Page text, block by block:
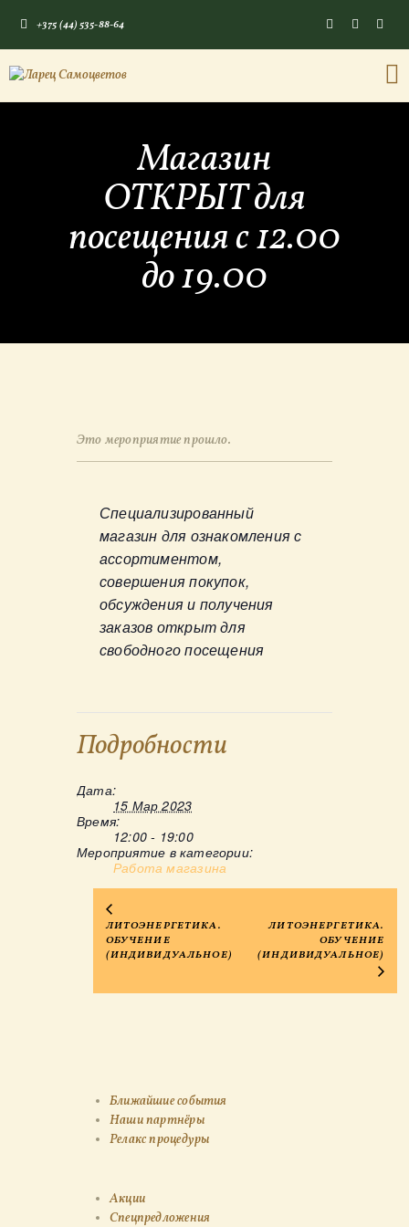
+375 (44) 535-88-64
Магазин
ОТКРЫТ для
посещения c 12.00
до 19.00
КАМНИ СО СМЫСЛОМ
ЭНЕРГИЯ ФОРМ
МАГАЗИН
Это мероприятие прошло.
Специализированный
магазин для ознакомления с
ассортиментом,
совершения покупок,
обсуждения и получения
заказов открыт для
свободного посещения
Подробности
Дата:
15 Мар 2023
Время:
12:00 - 19:00
Мероприятие в категории:
Работа магазина
ЛИТОЭНЕРГЕТИКА.
ОБУЧЕНИЕ
(ИНДИВИДУАЛЬНОЕ)
ЛИТОЭНЕРГЕТИКА.
ОБУЧЕНИЕ
(ИНДИВИДУАЛЬНОЕ)
Ближайшие события
Наши партнёры
Релакс процедуры
Акции
Спецпредложения